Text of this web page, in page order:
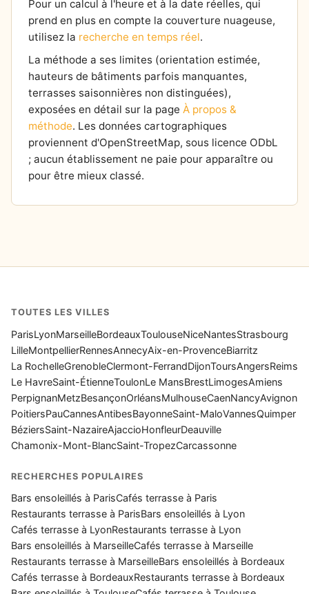
Pour un calcul à l'heure et à la date réelles, qui
prend en plus en compte la couverture nuageuse,
utilisez la recherche en temps réel.
La méthode a ses limites (orientation estimée,
hauteurs de bâtiments parfois manquantes,
terrasses saisonnières non distinguées),
exposées en détail sur la page À propos &
méthode. Les données cartographiques
proviennent d'OpenStreetMap, sous licence ODbL
; aucun établissement ne paie pour apparaître ou
pour être mieux classé.
TOUTES LES VILLES
ParisLyonMarseilleBordeauxToulouseNiceNantesStrasbourg
LilleMontpellierRennesAnnecyAix-en-ProvenceBiarritz
La RochelleGrenobleClermont-FerrandDijonToursAngersReims
Le HavreSaint-ÉtienneToulonLe MansBrestLimogesAmiens
PerpignanMetzBesançonOrléansMulhouseCaenNancyAvignon
PoitiersPauCannesAntibesBayonneSaint-MaloVannesQuimper
BéziersSaint-NazaireAjaccioHonfleurDeauville
Chamonix-Mont-BlancSaint-TropezCarcassonne
RECHERCHES POPULAIRES
Bars ensoleillés à ParisCafés terrasse à Paris
Restaurants terrasse à ParisBars ensoleillés à Lyon
Cafés terrasse à LyonRestaurants terrasse à Lyon
Bars ensoleillés à MarseilleCafés terrasse à Marseille
Restaurants terrasse à MarseilleBars ensoleillés à Bordeaux
Cafés terrasse à BordeauxRestaurants terrasse à Bordeaux